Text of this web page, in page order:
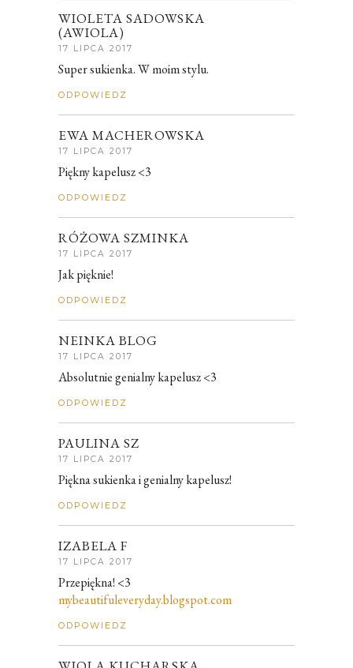
WIOLETA SADOWSKA
(AWIOLA)
17 LIPCA 2017
Super sukienka. W moim stylu.
ODPOWIEDZ
EWA MACHEROWSKA
17 LIPCA 2017
Piękny kapelusz <3
ODPOWIEDZ
RÓŻOWA SZMINKA
17 LIPCA 2017
Jak pięknie!
ODPOWIEDZ
NEINKA BLOG
17 LIPCA 2017
Absolutnie genialny kapelusz <3
ODPOWIEDZ
PAULINA SZ
17 LIPCA 2017
Piękna sukienka i genialny kapelusz!
ODPOWIEDZ
IZABELA F
17 LIPCA 2017
Przepiękna! <3
mybeautifuleveryday.blogspot.com
ODPOWIEDZ